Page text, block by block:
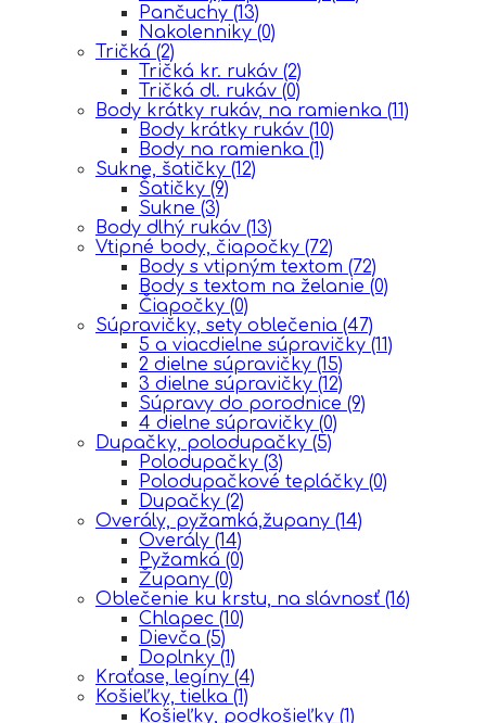
Pančuchy (13)
Nakolenniky (0)
Tričká (2)
Tričká kr. rukáv (2)
Tričká dl. rukáv (0)
Body krátky rukáv, na ramienka (11)
Body krátky rukáv (10)
Body na ramienka (1)
Sukne, šatičky (12)
Šatičky (9)
Sukne (3)
Body dlhý rukáv (13)
Vtipné body, čiapočky (72)
Body s vtipným textom (72)
Body s textom na želanie (0)
Čiapočky (0)
Súpravičky, sety oblečenia (47)
5 a viacdielne súpravičky (11)
2 dielne súpravičky (15)
3 dielne súpravičky (12)
Súpravy do porodnice (9)
4 dielne súpravičky (0)
Dupačky, polodupačky (5)
Polodupačky (3)
Polodupačkové tepláčky (0)
Dupačky (2)
Overály, pyžamká,župany (14)
Overály (14)
Pyžamká (0)
Župany (0)
Oblečenie ku krstu, na slávnosť (16)
Chlapec (10)
Dievča (5)
Doplnky (1)
Kraťase, legíny (4)
Košieľky, tielka (1)
Košieľky, podkošieľky (1)